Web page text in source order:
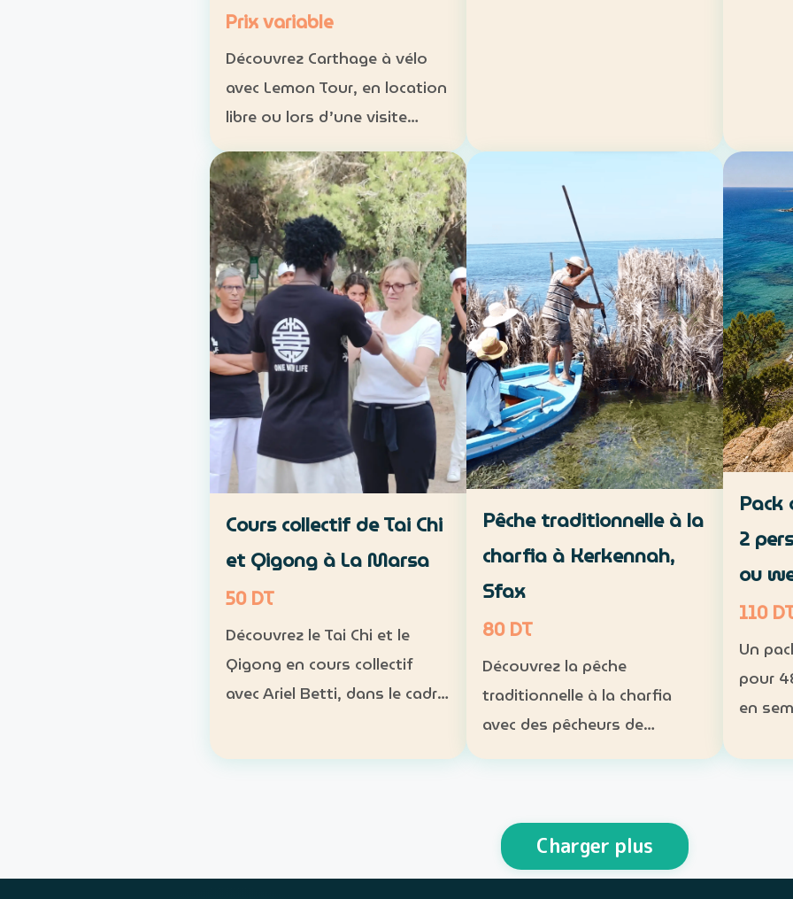
Prix variable
Découvrez Carthage à vélo
avec Lemon Tour, en location
libre ou lors d’une visite
guidée. Lieu : Carthage, Tunis
Formules : location libre ou
parcours accompagné
Approche : mobilité douce et
découverte du patrimoine
lo…
Cours collectif de Tai Chi
et Qigong à La Marsa
50 DT
Découvrez le Tai Chi et le
Qigong en cours collectif
avec Ariel Betti, dans le cadre
Pêche traditionnelle à la
charfia à Kerkennah,
Sfax
80 DT
Découvrez la pêche
traditionnelle à la charfia
avec des pêcheurs de
découverte d’une technique
de pêche ancestrale
Pack
2
ou
110
Un
pour
en
Charger plus